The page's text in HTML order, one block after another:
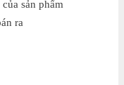
sản phẩm
ra